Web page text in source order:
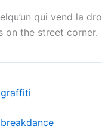
qui vend la
on the street corner.
graffiti
breakdance